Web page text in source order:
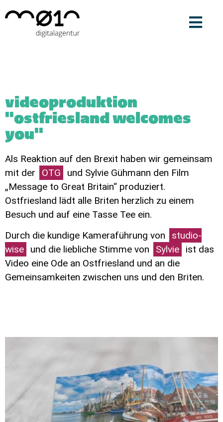
videoproduktion
"ostfriesland welcomes
you"
Als Reaktion auf den Brexit haben wir gemeinsam
mit der
OTG
und Sylvie Gühmann den Film
„Message to Great Britain“ produziert.
Ostfriesland lädt alle Briten herzlich zu einem
Besuch und auf eine Tasse Tee ein.
Durch die kundige Kameraführung von
studio-
wise
und die liebliche Stimme von Sylvie
ist das
Video eine Ode an Ostfriesland und an die
Gemeinsamkeiten zwischen uns und den Briten.